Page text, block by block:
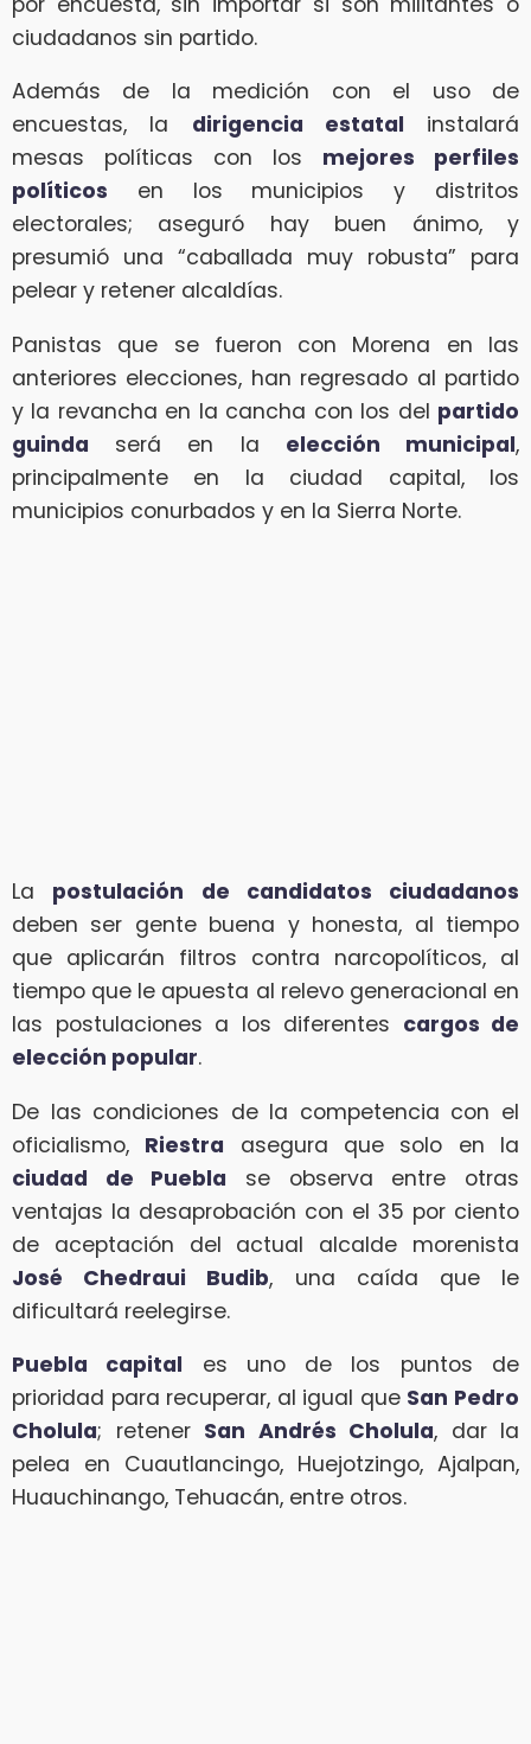
ciudadanos sin partido.
Además de la medición con el uso de
encuestas, la dirigencia estatal instalará
mesas políticas con los mejores perfiles
políticos en los municipios y distritos
electorales; aseguró hay buen ánimo, y
presumió una “caballada muy robusta” para
pelear y retener alcaldías.
Panistas que se fueron con Morena en las
anteriores elecciones, han regresado al partido
y la revancha en la cancha con los del partido
guinda será en la elección municipal,
principalmente en la ciudad capital, los
municipios conurbados y en la Sierra Norte.
La postulación de candidatos ciudadanos
deben ser gente buena y honesta, al tiempo
que aplicarán filtros contra narcopolíticos, al
tiempo que le apuesta al relevo generacional en
las postulaciones a los diferentes cargos de
elección popular.
De las condiciones de la competencia con el
oficialismo, Riestra asegura que solo en la
ciudad de Puebla se observa entre otras
ventajas la desaprobación con el 35 por ciento
de aceptación del actual alcalde morenista
José Chedraui Budib, una caída que le
dificultará reelegirse.
Puebla capital es uno de los puntos de
prioridad para recuperar, al igual que San Pedro
Cholula; retener San Andrés Cholula, dar la
pelea en Cuautlancingo, Huejotzingo, Ajalpan,
Huauchinango, Tehuacán, entre otros.